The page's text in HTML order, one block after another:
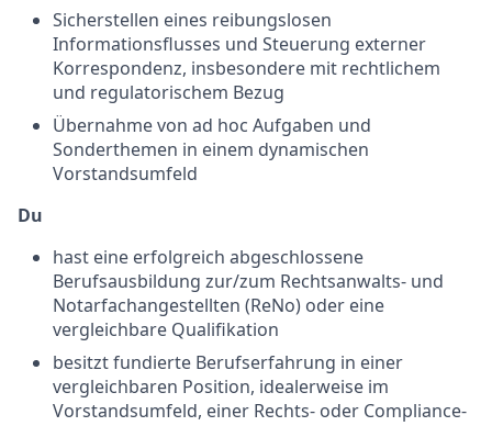
Sicherstellen eines reibungslosen
Informationsflusses und Steuerung externer
Korrespondenz, insbesondere mit rechtlichem
und regulatorischem Bezug
Übernahme von ad hoc Aufgaben und
Sonderthemen in einem dynamischen
Vorstandsumfeld
Du
hast eine erfolgreich abgeschlossene
Berufsausbildung zur/zum Rechtsanwalts- und
Notarfachangestellten (ReNo) oder eine
vergleichbare Qualifikation
besitzt fundierte Berufserfahrung in einer
vergleichbaren Position, idealerweise im
Vorstandsumfeld, einer Rechts- oder Compliance-